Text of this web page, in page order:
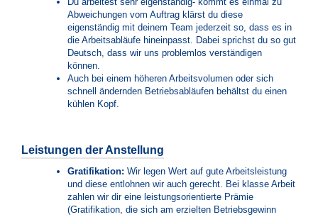
Abweichungen vom Auftrag klärst du diese
eigenständig mit deinem Team jederzeit so, dass es in
die Arbeitsabläufe hineinpasst. Dabei sprichst du so gut
Deutsch, dass wir uns problemlos verständigen
können.
Auch bei einem höheren Arbeitsvolumen oder sich
schnell ändernden Betriebsabläufen behältst du einen
kühlen Kopf.
Leistungen der Anstellung
Gratifikation: Wir legen Wert auf gute Arbeitsleistung
und diese entlohnen wir auch gerecht. Bei klasse Arbeit
zahlen wir dir eine leistungsorientierte Prämie
(Gratifikation, die sich am erzielten Betriebsgewinn